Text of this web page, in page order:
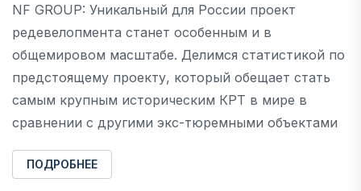
NF GROUP: Уникальный для России проект
редевелопмента станет особенным и в
общемировом масштабе. Делимся статистикой по
предстоящему проекту, который обещает стать
самым крупным историческим КРТ в мире в
сравнении с другими экс-тюремными объектами
ПОДРОБНЕЕ